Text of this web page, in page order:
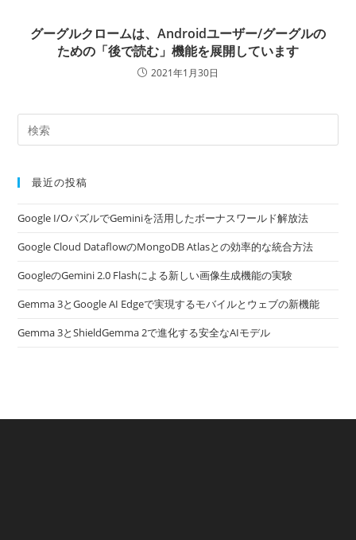
グーグルクロームは、Androidユーザー/グーグルの
ための「後で読む」機能を展開しています
2021年1月30日
最近の投稿
Google I/OパズルでGeminiを活用したボーナスワールド解放法
Google Cloud DataflowのMongoDB Atlasとの効率的な統合方法
GoogleのGemini 2.0 Flashによる新しい画像生成機能の実験
Gemma 3とGoogle AI Edgeで実現するモバイルとウェブの新機能
Gemma 3とShieldGemma 2で進化する安全なAIモデル